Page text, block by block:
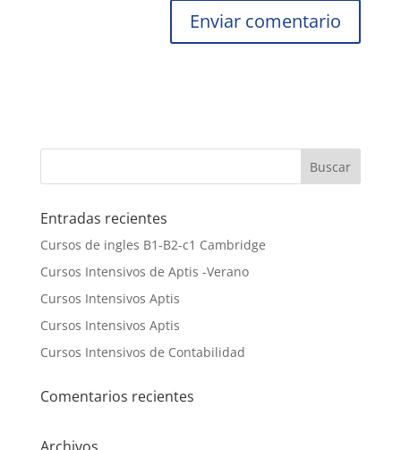
Entradas recientes
Cursos de ingles B1-B2-c1 Cambridge
Cursos Intensivos de Aptis -Verano
Cursos Intensivos Aptis
Cursos Intensivos Aptis
Cursos Intensivos de Contabilidad
Comentarios recientes